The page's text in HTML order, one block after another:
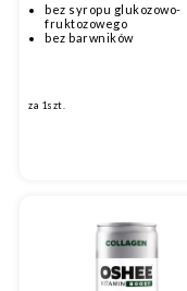
bez syropu glukozowo-
fruktozowego
bez barwników
za 1szt.